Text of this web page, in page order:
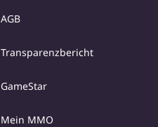
AGB
Transparenzbericht
GameStar
Mein MMO